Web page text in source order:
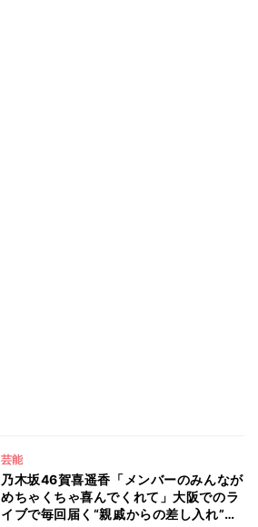
芸能
乃木坂46賀喜遥香「メンバーのみんなが
めちゃくちゃ喜んでくれて」大阪でのラ
イブで毎回届く“親戚からの差し入れ”と